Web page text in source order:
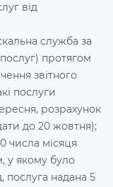
від
служба за
протягом
звітного
послуги
розрахунок
до 20 жовтня);
числа місяця
у якому було
послуга надана 5